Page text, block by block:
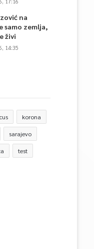
na
samo zemlja,
živi
14:35
korona
sarajevo
test